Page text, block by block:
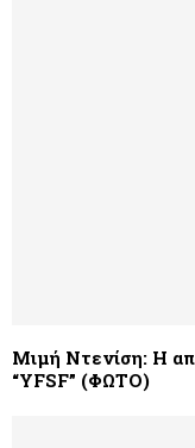
Μιμή Ντενίση: Η
“YFSF” (ΦΩΤΟ)